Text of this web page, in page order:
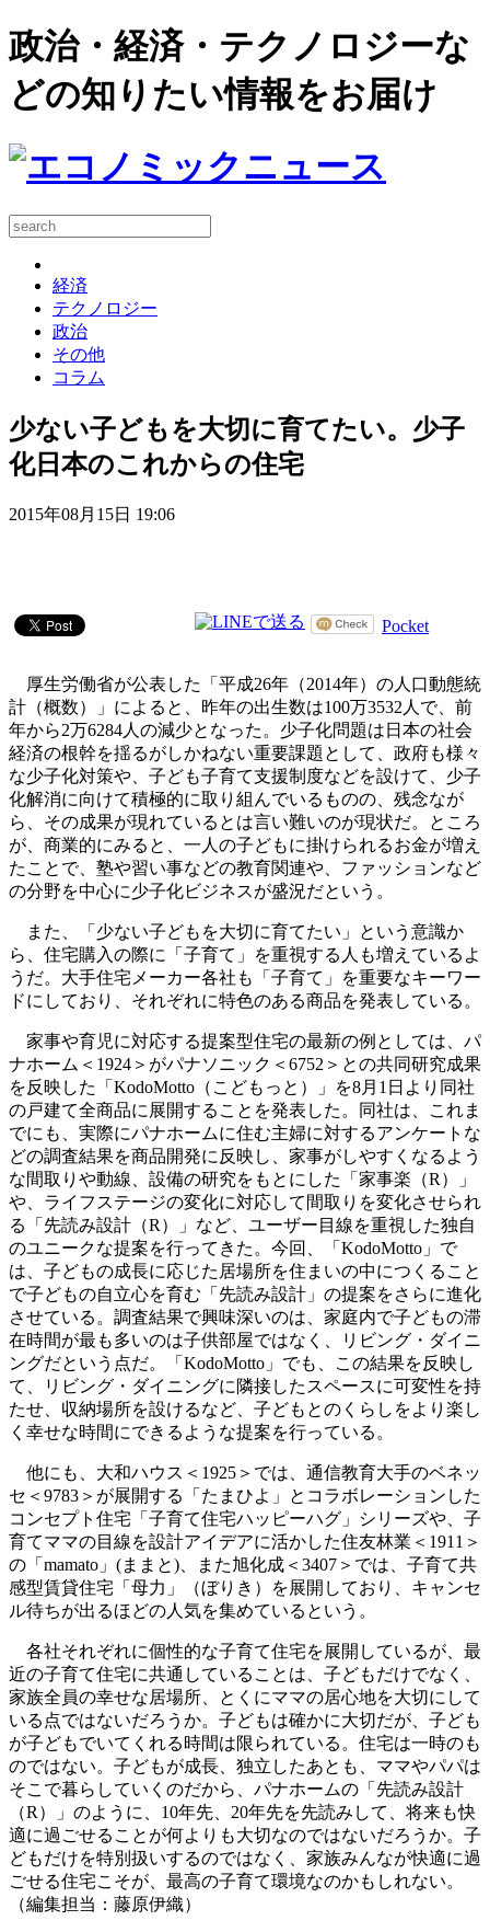
政治・経済・テクノロジーな
どの知りたい情報をお届け
経済
テクノロジー
政治
その他
コラム
少ない子どもを大切に育てたい。少子
化日本のこれからの住宅
2015年08月15日 19:06
Pocket
厚生労働省が公表した「平成26年（2014年）の人口動態統
計（概数）」によると、昨年の出生数は100万3532人で、前
年から2万6284人の減少となった。少子化問題は日本の社会
経済の根幹を揺るがしかねない重要課題として、政府も様々
な少子化対策や、子ども子育て支援制度などを設けて、少子
化解消に向けて積極的に取り組んでいるものの、残念なが
ら、その成果が現れているとは言い難いのが現状だ。ところ
が、商業的にみると、一人の子どもに掛けられるお金が増え
たことで、塾や習い事などの教育関連や、ファッションなど
の分野を中心に少子化ビジネスが盛況だという。
また、「少ない子どもを大切に育てたい」という意識か
ら、住宅購入の際に「子育て」を重視する人も増えているよ
うだ。大手住宅メーカー各社も「子育て」を重要なキーワー
ドにしており、それぞれに特色のある商品を発表している。
家事や育児に対応する提案型住宅の最新の例としては、パ
ナホーム＜1924＞がパナソニック＜6752＞との共同研究成果
を反映した「KodoMotto（こどもっと）」を8月1日より同社
の戸建て全商品に展開することを発表した。同社は、これま
でにも、実際にパナホームに住む主婦に対するアンケートな
どの調査結果を商品開発に反映し、家事がしやすくなるよう
な間取りや動線、設備の研究をもとにした「家事楽（R）」
や、ライフステージの変化に対応して間取りを変化させられ
る「先読み設計（R）」など、ユーザー目線を重視した独自
のユニークな提案を行ってきた。今回、「KodoMotto」で
は、子どもの成長に応じた居場所を住まいの中につくること
で子どもの自立心を育む「先読み設計」の提案をさらに進化
させている。調査結果で興味深いのは、家庭内で子どもの滞
在時間が最も多いのは子供部屋ではなく、リビング・ダイニ
ングだという点だ。「KodoMotto」でも、この結果を反映し
て、リビング・ダイニングに隣接したスペースに可変性を持
たせ、収納場所を設けるなど、子どもとのくらしをより楽し
く幸せな時間にできるような提案を行っている。
他にも、大和ハウス＜1925＞では、通信教育大手のベネッ
セ＜9783＞が展開する「たまひよ」とコラボレーションした
コンセプト住宅「子育て住宅ハッピーハグ」シリーズや、子
育てママの目線を設計アイデアに活かした住友林業＜1911＞
の「mamato」(ままと)、また旭化成＜3407＞では、子育て共
感型賃貸住宅「母力」（ぼりき）を展開しており、キャンセ
ル待ちが出るほどの人気を集めているという。
各社それぞれに個性的な子育て住宅を展開しているが、最
近の子育て住宅に共通していることは、子どもだけでなく、
家族全員の幸せな居場所、とくにママの居心地を大切にして
いる点ではないだろうか。子どもは確かに大切だが、子ども
が子どもでいてくれる時間は限られている。住宅は一時のも
のではない。子どもが成長、独立したあとも、ママやパパは
そこで暮らしていくのだから、パナホームの「先読み設計
（R）」のように、10年先、20年先を先読みして、将来も快
適に過ごせることが何よりも大切なのではないだろうか。子
どもだけを特別扱いするのではなく、家族みんなが快適に過
ごせる住宅こそが、最高の子育て環境なのかもしれない。
（編集担当：藤原伊織）